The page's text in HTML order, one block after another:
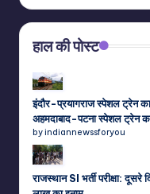
हाल की पोस्ट
इंदौर-प्रयागराज स्पेशल ट्रेन
अहमदाबाद-पटना स्पेशल ट्रेन
by indiannewssforyou
राजस्थान SI भर्ती परीक्षा: